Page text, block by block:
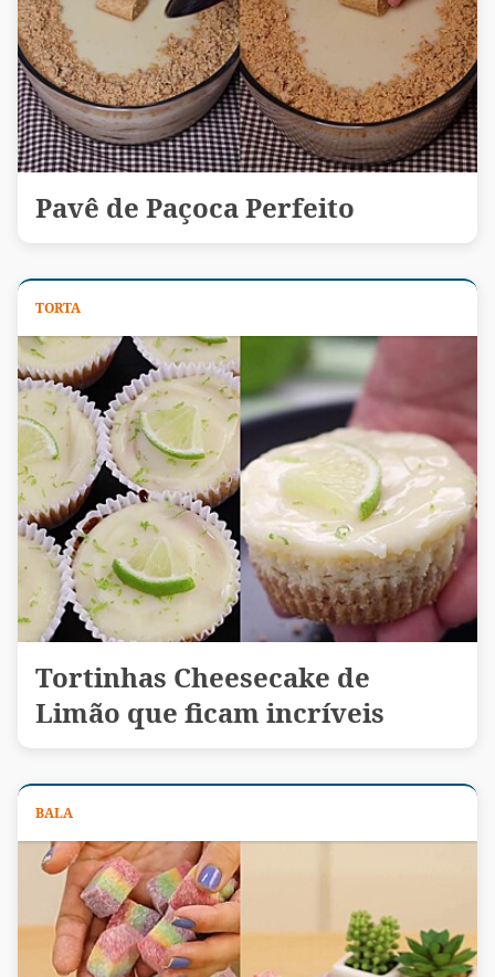
Pavê de Paçoca Perfeito
TORTA
Tortinhas Cheesecake de
Limão que ficam incríveis
BALA